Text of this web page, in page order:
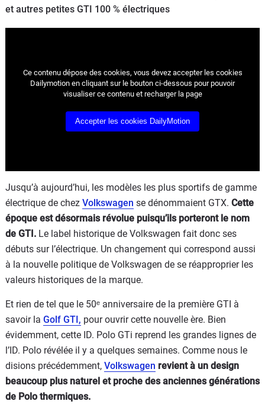
Moto
et autres petites GTI 100 % électriques
Ce contenu dépose des cookies, vous devez accepter les cookies
Dailymotion en cliquant sur le bouton ci-dessous pour pouvoir
visualiser ce contenu et recharger la page
Accepter les cookies DailyMotion
Jusqu’à aujourd’hui, les modèles les plus sportifs de gamme
électrique de chez Volkswagen se dénommaient GTX. Cette
époque est désormais révolue puisqu’ils porteront le nom
de GTI. Le label historique de Volkswagen fait donc ses
débuts sur l’électrique. Un changement qui correspond aussi
à la nouvelle politique de Volkswagen de se réapproprier les
valeurs historiques de la marque.
Et rien de tel que le 50ᵉ anniversaire de la première GTI à
savoir la Golf GTI, pour ouvrir cette nouvelle ère. Bien
évidemment, cette ID. Polo GTi reprend les grandes lignes de
l’ID. Polo révélée il y a quelques semaines. Comme nous le
disions précédemment, Volkswagen revient à un design
beaucoup plus naturel et proche des anciennes générations
de Polo thermiques.